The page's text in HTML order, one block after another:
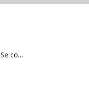
Se connecter